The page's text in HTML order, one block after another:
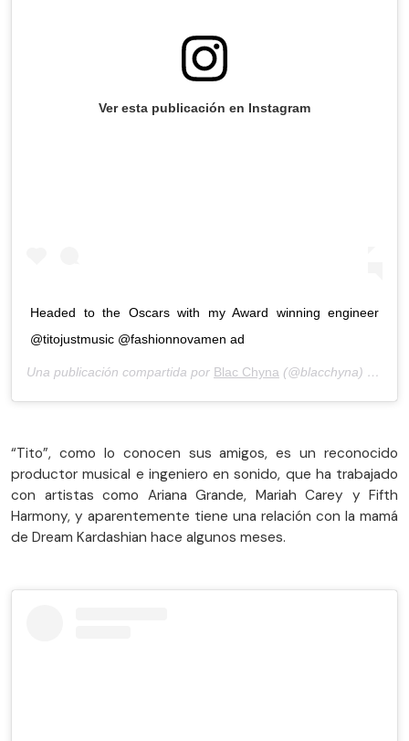
Ver esta publicación en Instagram
Headed to the Oscars with my Award winning engineer
@titojustmusic @fashionnovamen ad
Una publicación compartida por Blac Chyna (@blacchyna) el
“Tito”, como lo conocen sus amigos, es un reconocido
productor musical e ingeniero en sonido, que ha trabajado
con artistas como Ariana Grande, Mariah Carey y Fifth
Harmony, y aparentemente tiene una relación con la mamá
de Dream Kardashian hace algunos meses.